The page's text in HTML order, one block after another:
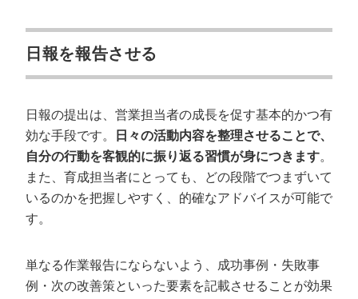
日報を報告させる
日報の提出は、営業担当者の成長を促す基本的かつ有
効な手段です。
日々の活動内容を整理させることで、
自分の行動を客観的に振り返る習慣が身につきます。
また、育成担当者にとっても、どの段階でつまずいて
いるのかを把握しやすく、的確なアドバイスが可能で
す。
単なる作業報告にならないよう、成功事例・失敗事
例・次の改善策といった要素を記載させることが効果